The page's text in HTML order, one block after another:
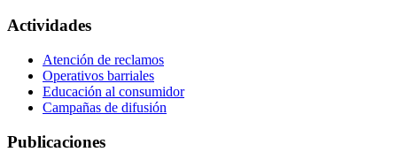
Actividades
Atención de reclamos
Operativos barriales
Educación al consumidor
Campañas de difusión
Publicaciones